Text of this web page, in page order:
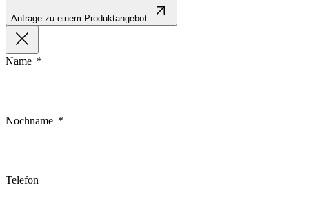
Anfrage zu einem Produktangebot
Name
Nochname
Telefon